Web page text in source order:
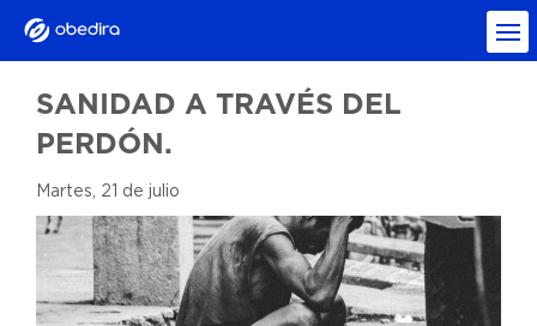
SANIDAD A TRAVÉS DEL
PERDÓN.
Martes, 21 de julio